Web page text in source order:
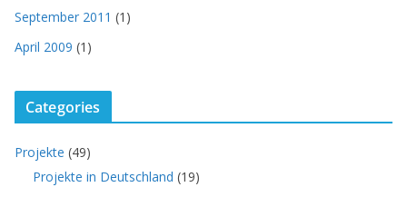
September 2011 (1)
April 2009 (1)
Categories
Projekte (49)
Projekte in Deutschland (19)